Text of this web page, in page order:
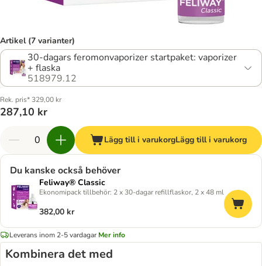
Artikel (7 varianter)
30-dagars feromonvaporizer startpaket: vaporizer
+ flaska
518979.12
Rek. pris* 329,00 kr
287,10 kr
Lägg till i varukorgLägg till i varukorg
Du kanske också behöver
Feliway® Classic
Ekonomipack tillbehör: 2 x 30-dagar refillflaskor, 2 x 48 ml
382,00 kr
Leverans inom 2-5 vardagar Mer info
Kombinera det med